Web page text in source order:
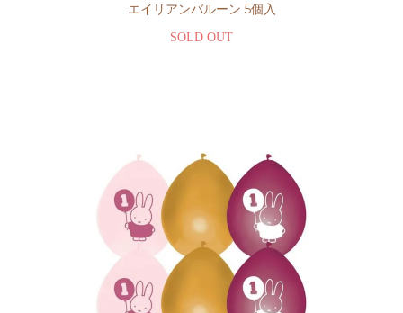
エイリアンバルーン 5個入
SOLD OUT